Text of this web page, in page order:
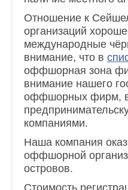
Отношение к
организаций
международные
внимание, что в
оффшорная зона
внимание нашего
оффшорных фирм,
компаниями.
Наша компания
оффшорной
островов.
Стоимость